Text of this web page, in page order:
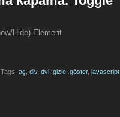
Hide) Element
Tags: aç div, dvi gizle göster, javascript